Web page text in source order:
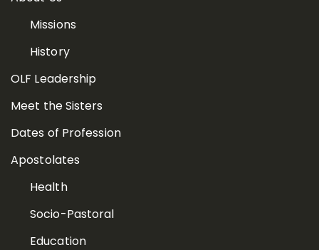
Missions
History
OLF Leadership
Meet the Sisters
Dates of Profession
Apostolates
Health
Socio-Pastoral
Education